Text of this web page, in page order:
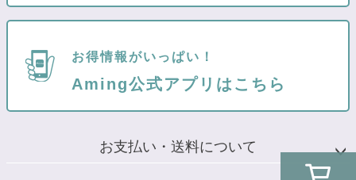
お得情報がいっぱい！
Aming公式アプリはこちら
お支払い・送料について